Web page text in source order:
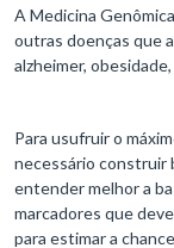
A Medicina
outras doenças que
alzheimer, obesidade,
Para usufruir o
necessário construir
entender melhor a
marcadores que
para estimar a